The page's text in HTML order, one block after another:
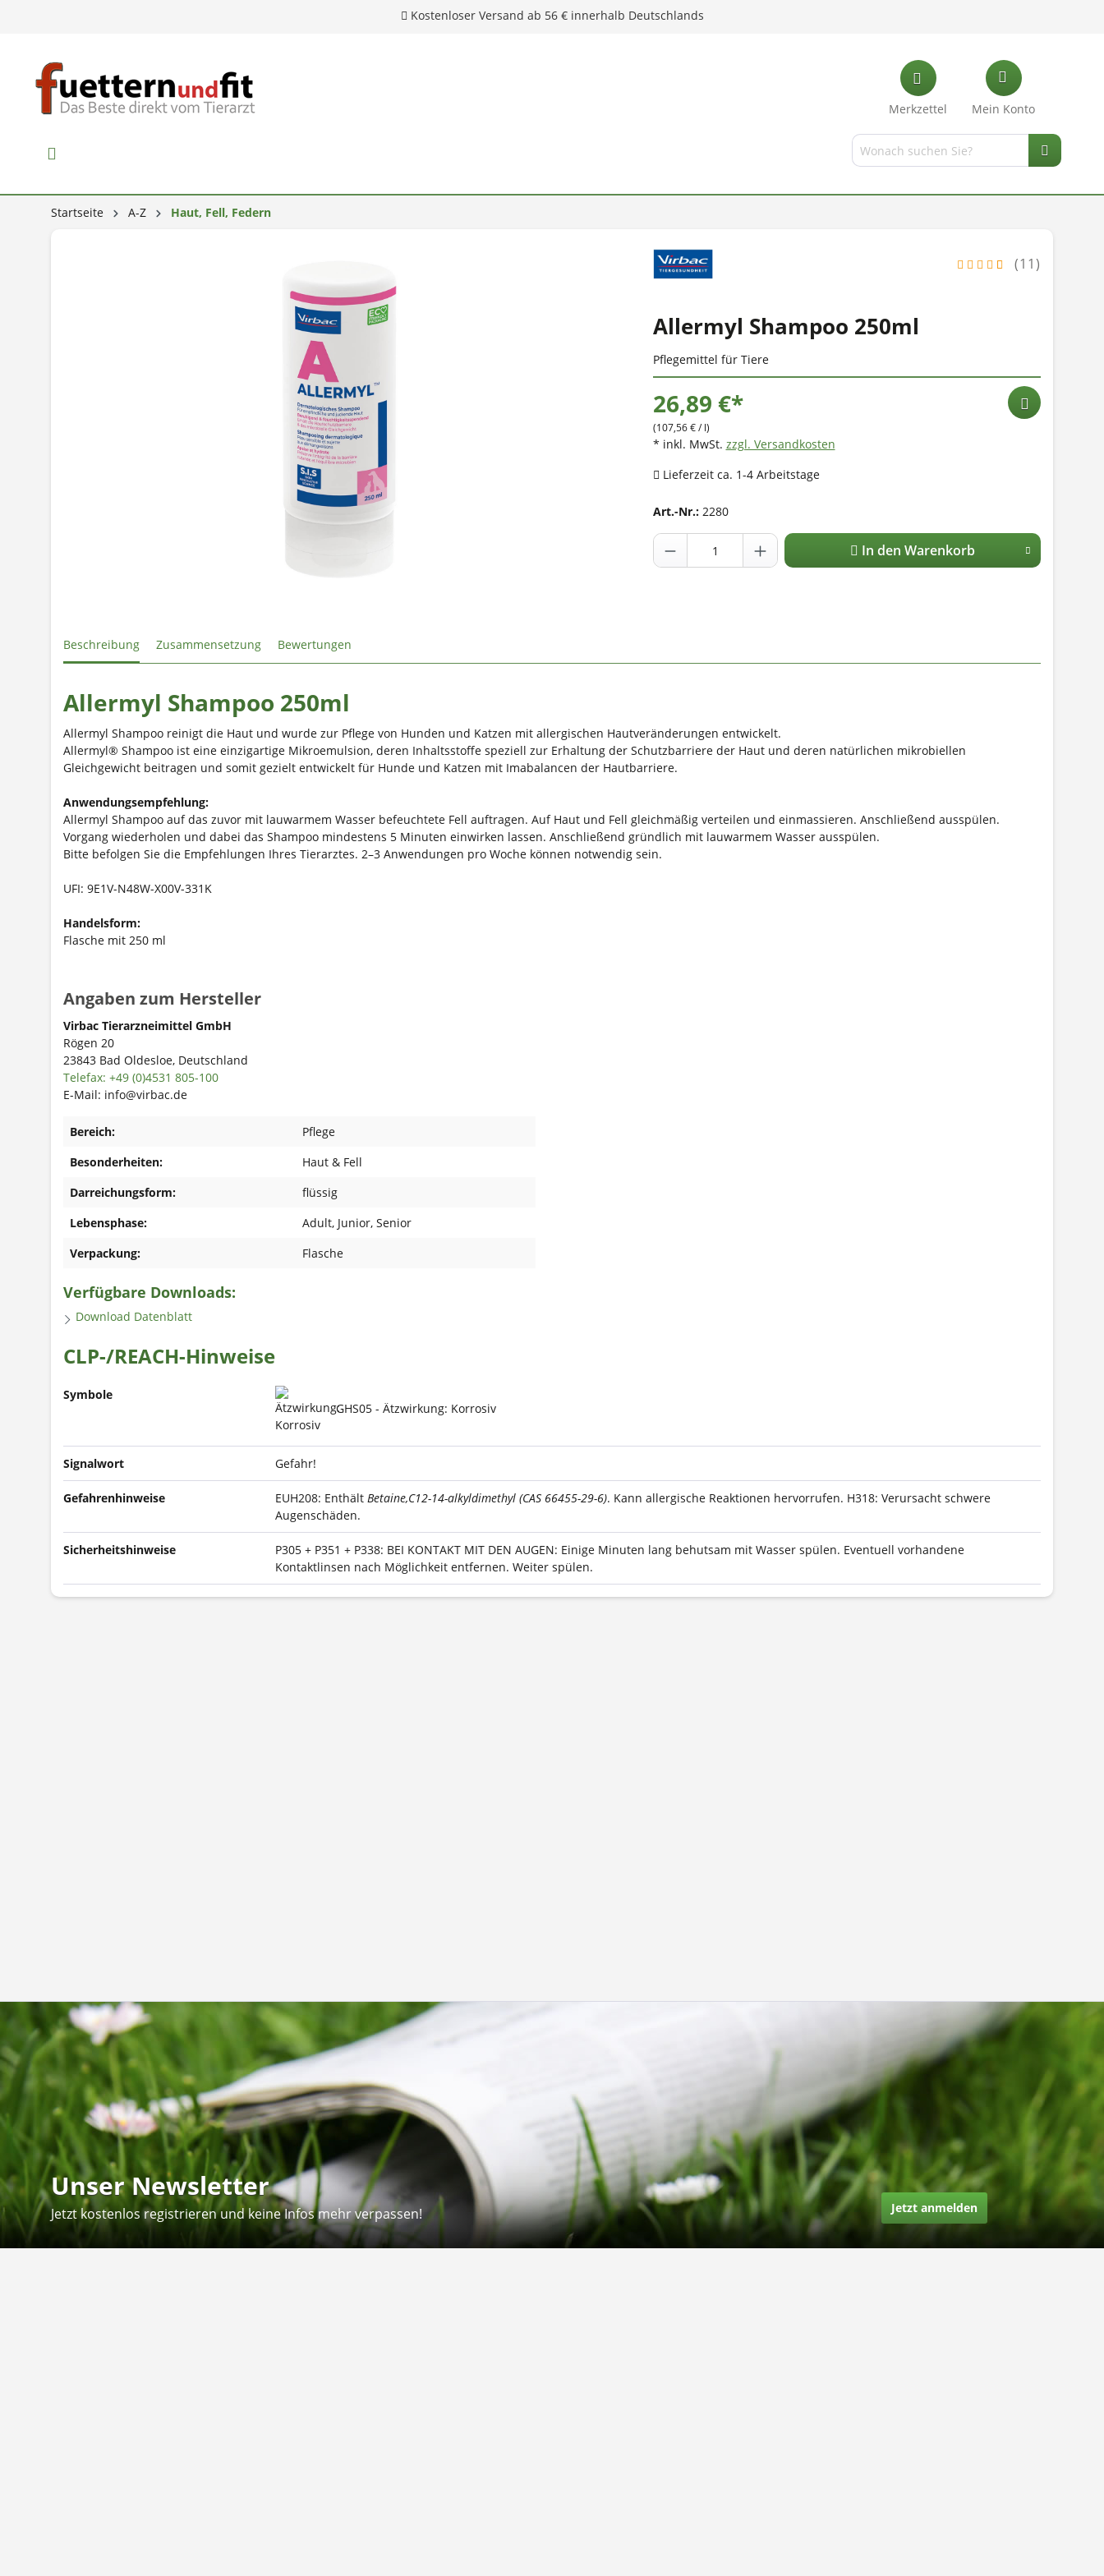
Merkzettel Mein Konto
Startseite A-Z Haut, Fell, Federn
(11)
Allermyl Shampoo 250ml
Pflegemittel für Tiere
26,89 €*
(107,56 € / l)
* inkl. MwSt. zzgl. Versandkosten
Lieferzeit ca. 1-4 Arbeitstage
Art.-Nr.: 2280
In den Warenkorb
Beschreibung Zusammensetzung Bewertungen
Allermyl Shampoo 250ml
Allermyl Shampoo reinigt die Haut und wurde zur Pflege von Hunden und Katzen mit allergischen Hautveränderungen entwickelt.
Allermyl® Shampoo ist eine einzigartige Mikroemulsion, deren Inhaltsstoffe speziell zur Erhaltung der Schutzbarriere der Haut und deren natürlichen mikrobiellen
Gleichgewicht beitragen und somit gezielt entwickelt für Hunde und Katzen mit Imabalancen der Hautbarriere.
Anwendungsempfehlung:
Allermyl Shampoo auf das zuvor mit lauwarmem Wasser befeuchtete Fell auftragen. Auf Haut und Fell gleichmäßig verteilen und einmassieren. Anschließend ausspülen.
Vorgang wiederholen und dabei das Shampoo mindestens 5 Minuten einwirken lassen. Anschließend gründlich mit lauwarmem Wasser ausspülen.
Bitte befolgen Sie die Empfehlungen Ihres Tierarztes. 2–3 Anwendungen pro Woche können notwendig sein.
UFI: 9E1V-N48W-X00V-331K
Handelsform:
Flasche mit 250 ml
Angaben zum Hersteller
Virbac Tierarzneimittel GmbH
Rögen 20
23843 Bad Oldesloe, Deutschland
Telefax: +49 (0)4531 805-100
E-Mail: info@virbac.de
Bereich:
Pflege
Besonderheiten:
Haut & Fell
Darreichungsform:
flüssig
Lebensphase:
Adult, Junior, Senior
Verpackung:
Flasche
Verfügbare Downloads:
Download Datenblatt
CLP-/REACH-Hinweise
Symbole
GHS05 - Ätzwirkung: Korrosiv
Signalwort Gefahr!
Gefahrenhinweise EUH208: Enthält Betaine,C12-14-alkyldimethyl (CAS 66455-29-6). Kann allergische Reaktionen hervorrufen. H318: Verursacht schwere
Augenschäden.
Sicherheitshinweise
P305 + P351 + P338: BEI KONTAKT MIT DEN AUGEN: Einige Minuten lang behutsam mit Wasser spülen. Eventuell vorhandene
Kontaktlinsen nach Möglichkeit entfernen. Weiter spülen.
Unser Newsletter
Jetzt kostenlos registrieren und keine Infos mehr verpassen! Jetzt anmelden